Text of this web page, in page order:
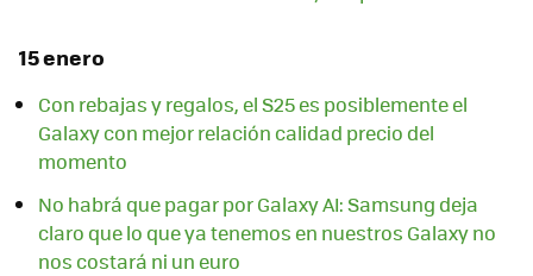
15 enero
Con rebajas y regalos, el S25 es posiblemente el
Galaxy con mejor relación calidad precio del
momento
No habrá que pagar por Galaxy AI: Samsung deja
claro que lo que ya tenemos en nuestros Galaxy no
nos costará ni un euro